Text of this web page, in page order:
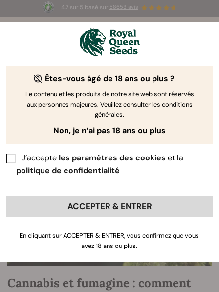
4.7 sur 5 basé sur 58653 avis
1+1 OFFERT -Offre à durée limitée
3d 14h 6m 09s
The RQS Blog
Articles Cannabis Lifestyle
Cannabis et fumagine : comment
Êtes-vous âgé de 18 ans ou plus ?
Le contenu et les produits de notre site web sont réservés
aux personnes majeures. Veuillez consulter les conditions
générales.
Non, je n’ai pas 18 ans ou plus
J’accepte les paramètres des cookies et la
politique de confidentialité
ACCEPTER & ENTRER
En cliquant sur ACCEPTER & ENTRER, vous confirmez que vous
avez 18 ans ou plus.